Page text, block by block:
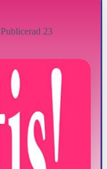
Publicerad 23